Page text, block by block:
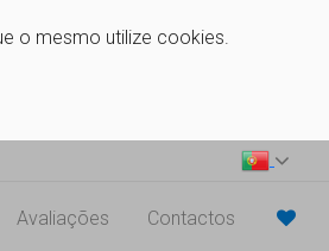
o mesmo utilize cookies.
Avaliações Contactos